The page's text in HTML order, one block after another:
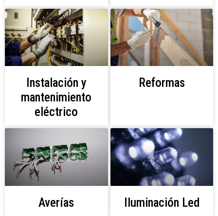
Instalación y
mantenimiento
eléctrico
Reformas
Averías Iluminación Led